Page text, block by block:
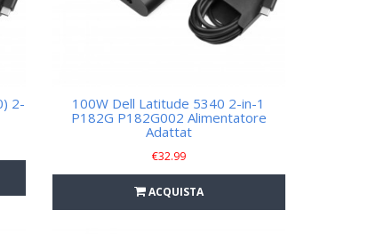
2-
100W Dell Latitude 5340 2-in-1
P182G P182G002 Alimentatore
Adattat
€32.99
ACQUISTA